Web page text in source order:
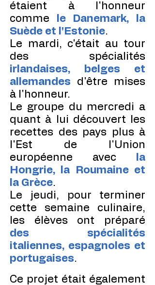
étaient à l'honneur
comme
le Danemark, la
Suède et l'Estonie.
Le mardi, c'était au tour
des spécialités
irlandaises, belges et
allemandes d'être mises
à l'honneur.
Le groupe du mercredi a
quant à lui découvert les
recettes des pays plus à
l'Est de l'Union
européenne avec
la
Hongrie, la Roumaine et
la Grèce.
Le jeudi, pour terminer
cette semaine culinaire,
les élèves ont préparé
des spécialités
italiennes, espagnoles et
portugaises.
Ce projet était également